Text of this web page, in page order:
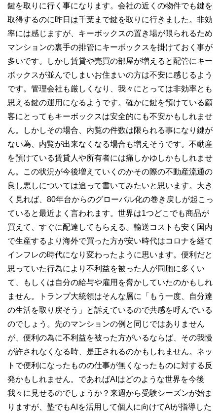
鍵を取りに行く事になります。会社の近くの物件でも鍵を
取得するのに昨日は千葉まで鍵を取りに行きました。非効
率には感じますが、キーボックスの置き場が限られるため
マンションの裏手の排管にキーボックスを掛けておく事が
多いです。しかし賃貸や売買の部屋が増えると配管にキー
ボックスが並んでしまいお住まいの方は不安に感じるよう
です。管理会社も厳しくなり、我々にとっては非効率とも
思える鍵の運用になるようです。確かに鍵を預けている顧
客にとってもキーボックスは安全的にも不安かもしれませ
ん。しかしその場合、内覧の件数は限られる事になり鍵が
ない為、内覧が出来なくなる場合も増えそうです。不動産
を預けている賃貸人や所有者には痛しかゆしかもしれませ
ん。この状況が今後増えていくのかその際の不動産流通の
良し悪しについては追って書いてみたいと思います。大き
く見れば、80年台からのグローバル化の巻き戻しが起こっ
ていると最近よく言われます。世界は1つどこでも商品が
買えて、すぐに配達してもらえる。輸送コストも安く国内
で生産するより海外で買った方が安い時代はコロナを経て
インフレの時代になり変わったように思います。便利だと
思っていた行為により不利益を被った人が同胞に多くい
て、もしくは自分の給与や雇用を脅かしていたのかもしれ
ません。トランプ大統領はそんな層に「もう一度、自分達
の生活を取り戻そう」と訴えているので共感を呼んでいる
のでしょう。先のマンションの例と同じではありません
が、便利の為に不利益を被った方がいるならば、その我慢
が許されなくなる時、是正されるのかもしれません。ネッ
トで便利になったものの仕事が無くなったものに対する反
発かもしれません。であればAIはどのような世界を今後
我々に見せるのでしょうか？来週から受験シーズンが始ま
りますが、塾でもAIを活用して個人に向けてAIが指導した